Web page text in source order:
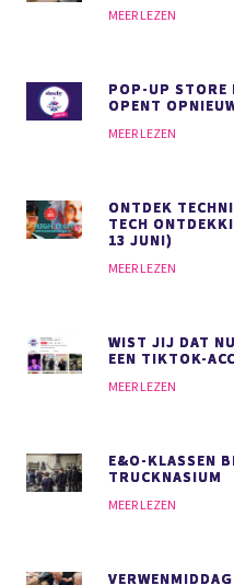
MEER LEZEN
POP-UP STORE
OPENT
MEER LEZEN
ONTDEK
TECH
13 JUNI)
MEER LEZEN
WIST JIJ DAT
EEN TIKTOK-
MEER LEZEN
E&O-KLASSEN
TRUCKNASIUM
MEER LEZEN